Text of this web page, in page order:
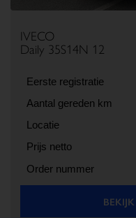
IVECO
Daily 35S14N 12
Eerste registratie
Aantal gereden km
Locatie
Prijs netto
Order nummer